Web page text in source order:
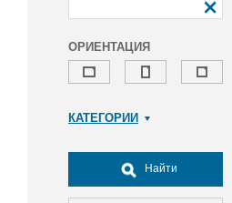
ОРИЕНТАЦИЯ
КАТЕГОРИИ
Досуг, туризм и отдых
Культура
Найти